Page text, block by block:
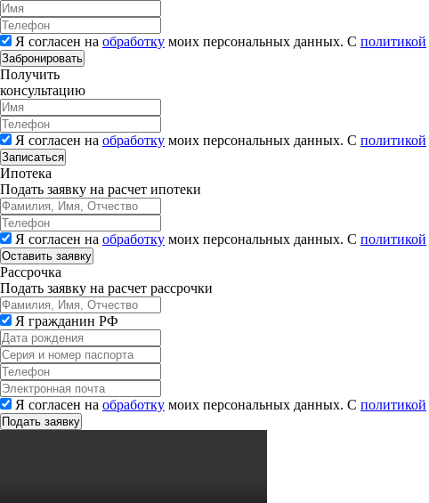
Я согласен на обработку моих персональных данных. С политикой
Забронировать
Получить
консультацию
Я согласен на обработку моих персональных данных. С политикой
Записаться
Ипотека
Подать заявку на расчет ипотеки
Я согласен на обработку моих персональных данных. С политикой
Рассрочка
Подать заявку на расчет рассрочки
Я гражданин РФ
Я согласен на обработку моих персональных данных. С политикой